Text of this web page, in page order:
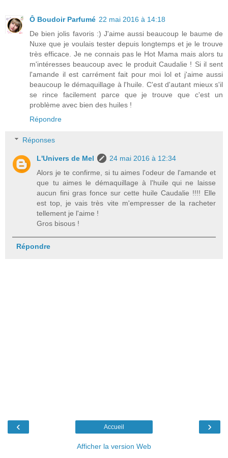
Ô Boudoir Parfumé 22 mai 2016 à 14:18
De bien jolis favoris :) J'aime aussi beaucoup le baume de
Nuxe que je voulais tester depuis longtemps et je le trouve
très efficace. Je ne connais pas le Hot Mama mais alors tu
m'intéresses beaucoup avec le produit Caudalie ! Si il sent
l'amande il est carrément fait pour moi lol et j'aime aussi
beaucoup le démaquillage à l'huile. C'est d'autant mieux s'il
se rince facilement parce que je trouve que c'est un
problème avec bien des huiles !
Répondre
Réponses
L'Univers de Mel
24 mai 2016 à 12:34
Alors je te confirme, si tu aimes l'odeur de l'amande et
que tu aimes le démaquillage à l'huile qui ne laisse
aucun fini gras fonce sur cette huile Caudalie !!!! Elle
est top, je vais très vite m'empresser de la racheter
tellement je l'aime !
Gros bisous !
Répondre
‹ ›
Accueil
Afficher la version Web